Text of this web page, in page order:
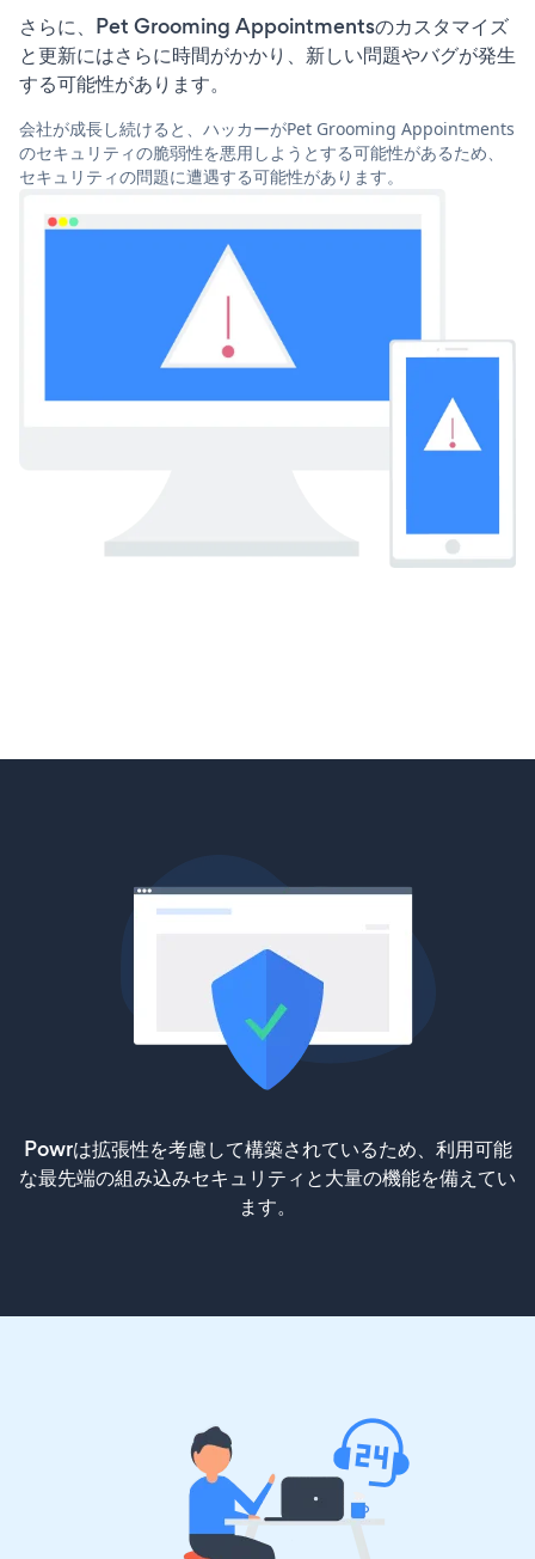
さらに、Pet Grooming Appointmentsのカスタマイズ
と更新にはさらに時間がかかり、新しい問題やバグが発生
する可能性があります。
会社が成長し続けると、ハッカーがPet Grooming Appointments
のセキュリティの脆弱性を悪用しようとする可能性があるため、
セキュリティの問題に遭遇する可能性があります。
Powrは拡張性を考慮して構築されているため、利用可能
な最先端の組み込みセキュリティと大量の機能を備えてい
ます。